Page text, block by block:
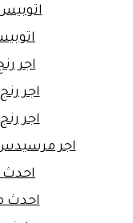
اتوبيس
اجر
اجر
اجر
اجر
احدث
احدث